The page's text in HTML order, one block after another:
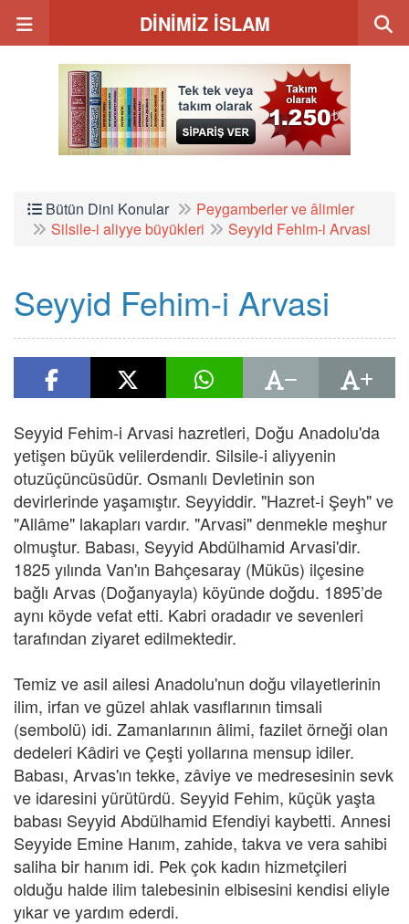
DİNİMİZ İSLAM
Bütün Dini Konular
Peygamberler ve âlimler
Silsile-i aliyye büyükleri
Seyyid Fehim-i Arvasi
Seyyid Fehim-i Arvasi
Seyyid Fehim-i Arvasi hazretleri, Doğu Anadolu'da
yetişen büyük velilerdendir. Silsile-i aliyyenin
otuzüçüncüsüdür. Osmanlı Devletinin son
devirlerinde yaşamıştır. Seyyiddir. "Hazret-i Şeyh" ve
"Allâme" lakapları vardır. "Arvasi" denmekle meşhur
olmuştur. Babası, Seyyid Abdülhamid Arvasi'dir.
1825 yılında Van'ın Bahçesaray (Müküs) ilçesine
bağlı Arvas (Doğanyayla) köyünde doğdu. 1895’de
aynı köyde vefat etti. Kabri oradadır ve sevenleri
tarafından ziyaret edilmektedir.
Temiz ve asil ailesi Anadolu'nun doğu vilayetlerinin
ilim, irfan ve güzel ahlak vasıflarının timsali
(sembolü) idi. Zamanlarının âlimi, fazilet örneği olan
dedeleri Kâdiri ve Çeşti yollarına mensup idiler.
Babası, Arvas'ın tekke, zâviye ve medresesinin sevk
ve idaresini yürütürdü. Seyyid Fehim, küçük yaşta
babası Seyyid Abdülhamid Efendiyi kaybetti. Annesi
Seyyide Emine Hanım, zahide, takva ve vera sahibi
saliha bir hanım idi. Pek çok kadın hizmetçileri
olduğu halde ilim talebesinin elbisesini kendisi eliyle
yıkar ve yardım ederdi.